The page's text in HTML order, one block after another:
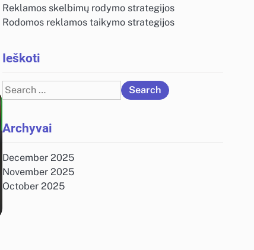
Reklamos skelbimų rodymo strategijos
Rodomos reklamos taikymo strategijos
Ieškoti
Search
for:
Archyvai
December 2025
November 2025
October 2025